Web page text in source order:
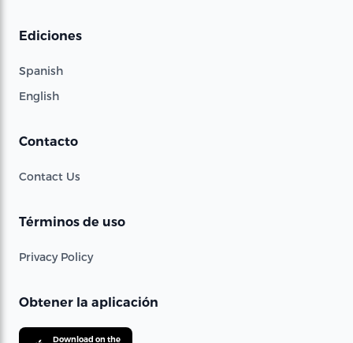
Ediciones
Spanish
English
Contacto
Contact Us
Términos de uso
Privacy Policy
Obtener la aplicación
Download on the